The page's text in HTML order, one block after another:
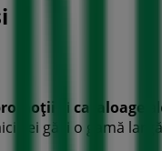
și cataloage
vei găsi o gamă